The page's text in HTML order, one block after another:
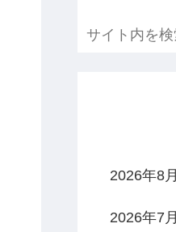
2026年8月
2026年7月